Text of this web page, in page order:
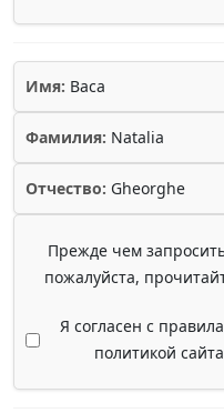
Имя: Baca
Фамилия: Natalia
Отчество: Gheorghe
Прежде чем
пожалуйста,
Я согласен с
политикой сайта